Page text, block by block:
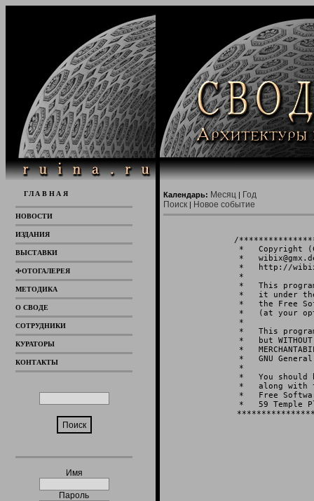
ГЛАВНАЯ
НОВОСТИ
ИЗДАНИЯ
ВЫСТАВКИ
ФОТОГАЛЕРЕЯ
МЕТОДИКА
О СВОДЕ
СОТРУДНИКИ
КУРАТОРЫ
КОНТАКТЫ
Имя
Пароль
Календарь: Месяц | Год
Поиск | Новое событие
/
*
*
*   http://
*
*   This
*   it under the
*   the Free
*   (at your
*
*   This
*   but
*
*   GNU
*
*   You should
*   along
*   Free
*   59 Temple